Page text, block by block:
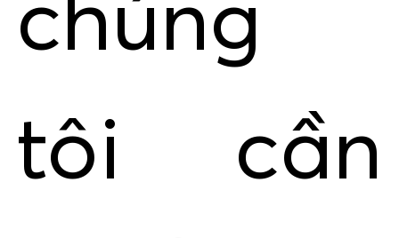
chúng
tôi cần